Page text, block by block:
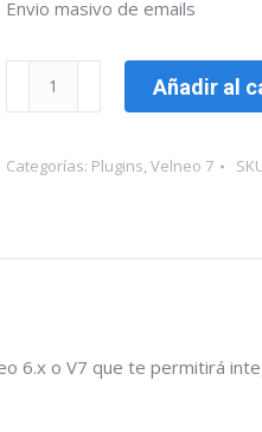
Envio masivo de emails
Mandril
email
Añadir al
Categorías: Plugins, Velneo 7
6.x o V7 que te permitirá